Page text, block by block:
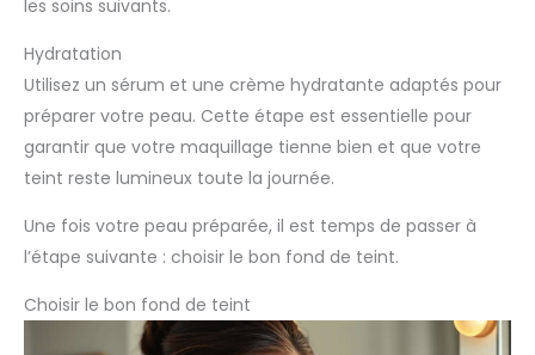
les soins suivants.
Hydratation
Utilisez un sérum et une crème hydratante adaptés pour
préparer votre peau. Cette étape est essentielle pour
garantir que votre maquillage tienne bien et que votre
teint reste lumineux toute la journée.
Une fois votre peau préparée, il est temps de passer à
l’étape suivante : choisir le bon fond de teint.
Choisir le bon fond de teint